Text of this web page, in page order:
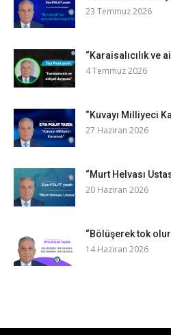
23 Temmuz 2026
“Karaisalıcılık ve
4 Temmuz 2026
“Kuvayı Milliyeci
27 Haziran 2026
“Murt Helvası
20 Haziran 2026
“Bölüşerek tok
14 Haziran 2026